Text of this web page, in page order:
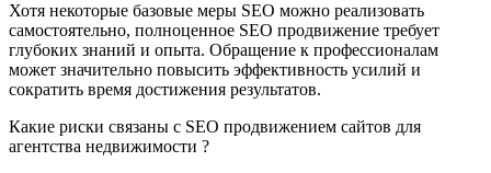
Хотя некоторые базовые меры SEO можно реализовать
самостоятельно, полноценное SEO продвижение требует
глубоких знаний и опыта. Обращение к профессионалам
может значительно повысить эффективность усилий и
сократить время достижения результатов.
Какие риски связаны с SEO продвижением сайтов для
агентства недвижимости ?